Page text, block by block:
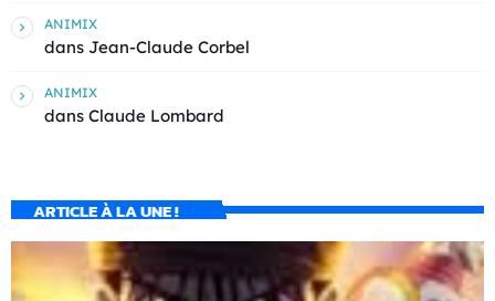
ANIMIX
dans Jean-Claude Corbel
ANIMIX
dans Claude Lombard
ARTICLE À LA UNE !